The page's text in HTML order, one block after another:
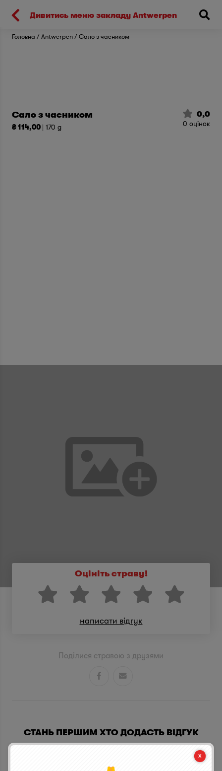
Киев
Головна Antwerpen Сало з часником
Дивитись меню закладу Antwerpen
Сало з часником
₴ 114,00 | 170 g
0,0
0 оцінок
Оцініть страву!
написати відгук
Поділися стравою з друзями
 
СТАНЬ ПЕРШИМ ХТО ДОДАСТЬ ВІДГУК